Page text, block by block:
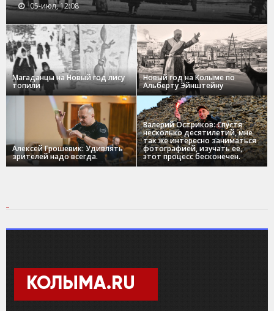
05-июл, 12:08
Магаданцы на Новый год лису
топили
Новый год на Колыме по
Альберту Эйнштейну
Алексей Грошевик: Удивлять
зрителей надо всегда.
Валерий Остриков: Спустя
несколько десятилетий, мне
так же интересно заниматься
фотографией, изучать ее,
этот процесс бесконечен.
КОЛЫМА.RU